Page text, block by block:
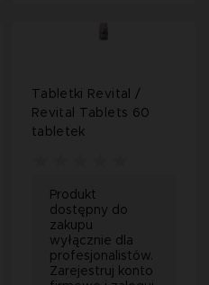
Tabletki Revital /
Revital Tablets 60
tabletek
Produkt
dostępny do
zakupu
wyłącznie dla
profesjonalistów.
Zarejestruj konto